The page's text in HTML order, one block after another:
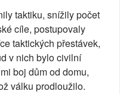
taktiku, snížily počet
cíle, postupovaly
taktických přestávek,
v nich bylo civilní
boj dům od domu,
válku prodloužilo.